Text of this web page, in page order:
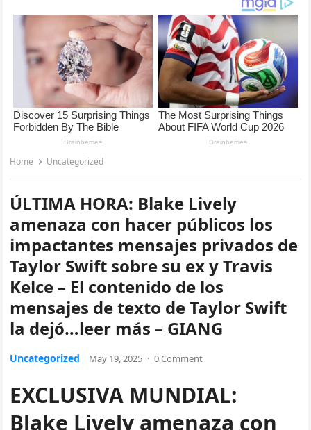
Home Uncategorized
ÚLTIMA HORA: Blake Lively
amenaza con hacer públicos los
impactantes mensajes privados de
Taylor Swift sobre su ex y Travis
Kelce – El contenido de los
mensajes de texto de Taylor Swift
la dejó…leer más – GIANG
Uncategorized May 19, 2025 · 0 Comment
EXCLUSIVA MUNDIAL:
Blake Lively amenaza con